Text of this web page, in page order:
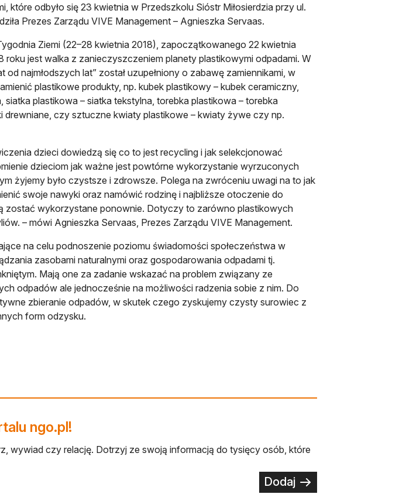
które odbyło się 23 kwietnia w Przedszkolu Sióstr Miłosierdzia przy ul.
Prezes Zarządu VIVE Management – Agnieszka Servaas.
Ziemi (22–28 kwietnia 2018), zapoczątkowanego 22 kwietnia
roku jest walka z zanieczyszczeniem planety plastikowymi odpadami. W
najmłodszych lat” został uzupełniony o zabawę zamiennikami, w
plastikowe produkty, np. kubek plastikowy – kubek ceramiczny,
siatka plastikowa – siatka tekstylna, torebka plastikowa – torebka
drewniane, czy sztuczne kwiaty plastikowe – kwiaty żywe czy np.
dzieci dowiedzą się co to jest recycling i jak selekcjonować
dzieciom jak ważne jest powtórne wykorzystanie wyrzuconych
żyjemy było czystsze i zdrowsze. Polega na zwróceniu uwagi na to jak
swoje nawyki oraz namówić rodzinę i najbliższe otoczenie do
zostać wykorzystane ponownie. Dotyczy to zarówno plastikowych
– mówi Agnieszka Servaas, Prezes Zarządu VIVE Management.
na celu podnoszenie poziomu świadomości społeczeństwa w
zasobami naturalnymi oraz gospodarowania odpadami tj.
Mają one za zadanie wskazać na problem związany ze
odpadów ale jednocześnie na możliwości radzenia sobie z nim. Do
zbieranie odpadów, w skutek czego zyskujemy czysty surowiec z
form odzysku.
ngo.pl!
wywiad czy relację. Dotrzyj ze swoją informacją do tysięcy osób, które
Dodaj